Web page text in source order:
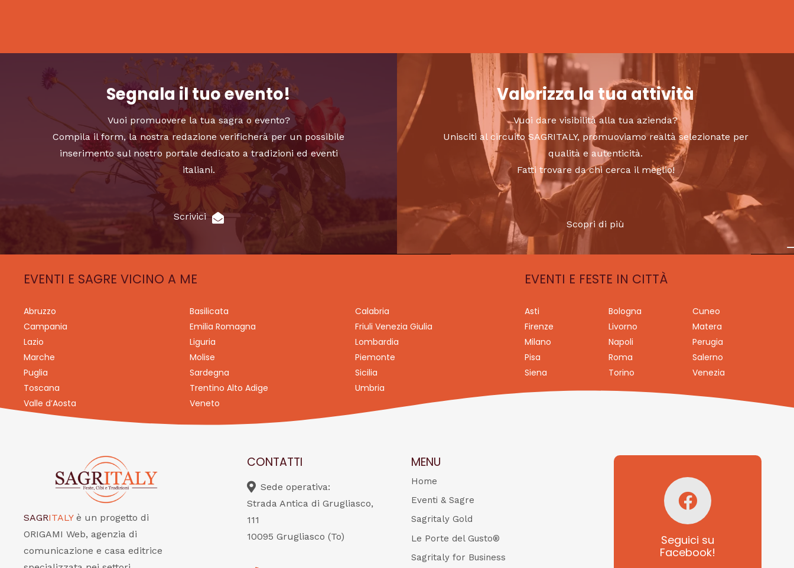
Segnala il tuo evento!
Vuoi promuovere la tua sagra o evento?
Compila il form, la nostra redazione verificherà per un possibile
inserimento sul nostro portale dedicato a tradizioni ed eventi
italiani.
Scrivici
Valorizza la tua attività
Vuoi dare visibilità alla tua azienda?
Unisciti al circuito SAGRITALY, promuoviamo realtà selezionate per
qualità e autenticità.
Fatti trovare da chi cerca il meglio!
Scopri di più
EVENTI E SAGRE VICINO A ME
Abruzzo Basilicata
Calabria
Campania
Emilia Romagna
Friuli Venezia Giulia
Lazio
Liguria
Lombardia
Marche
Molise
Piemonte
Puglia
Sardegna
Sicilia
Toscana
Trentino Alto Adige
Umbria
Valle d’Aosta
Veneto
EVENTI E FESTE IN CITTÀ
Asti Bologna
Cuneo
Firenze
Livorno
Matera
Milano
Napoli
Perugia
Pisa
Roma
Salerno
Siena
Torino Venezia
SAGRITALY è un progetto di
ORIGAMI Web, agenzia di
comunicazione e casa editrice
CONTATTI
Sede operativa:
Strada Antica di Grugliasco,
111
10095 Grugliasco (To)
MENU
Home
Eventi & Sagre
Sagritaly Gold
Le Porte del Gusto®
Sagritaly for Business
Seguici su
Facebook!
Seguici su
Facebook!
SAGRITALY
Feste, cibi e tradizioni